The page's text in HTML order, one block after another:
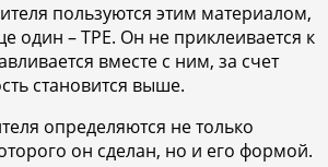
пользуются этим материалом,
один – TPE. Он не приклеивается к
вместе с ним, за счет
становится выше.
определяются не только
он сделан, но и его формой.